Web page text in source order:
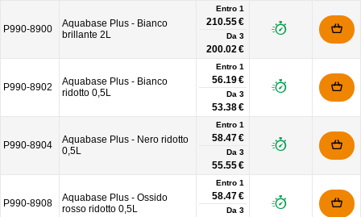
P990-8900
Aquabase Plus - Bianco
brillante 2L
Entro 1
210.55 €
Da 3
200.02 €
P990-8902
Aquabase Plus - Bianco
ridotto 0,5L
Entro 1
56.19 €
Da 3
53.38 €
P990-8904
Aquabase Plus - Nero ridotto
0,5L
Entro 1
58.47 €
Da 3
55.55 €
P990-8908
Aquabase Plus - Ossido
rosso ridotto 0,5L
Entro 1
58.47 €
Da 3